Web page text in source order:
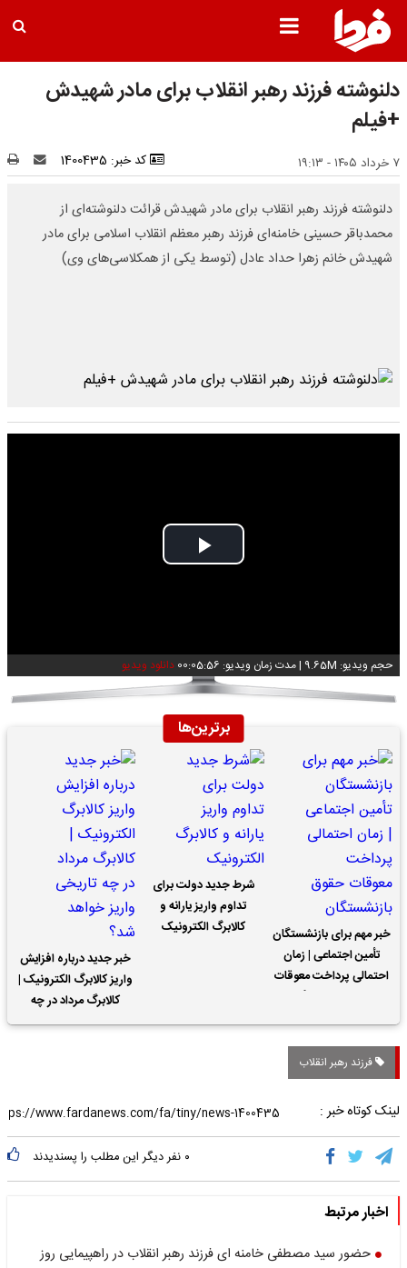
دلنوشته فرزند رهبر انقلاب برای مادر شهیدش
+فیلم
۷ خرداد ۱۴۰۵ - ۱۹:۱۳ کد خبر: 1400435
دلنوشته فرزند رهبر انقلاب برای مادر شهیدش قرائت دلنوشته‌ای از
محمدباقر حسینی خامنه‌ای فرزند رهبر معظم انقلاب اسلامی برای مادر
شهیدش خانم زهرا حداد عادل (توسط یکی از همکلاسی‌های وی)
Play
حجم ویدیو: 9.65M |مدت زمان ویدیو: 00:05:56 دانلود ویدیو
برترین‌ها
خبر مهم برای بازنشستگان
تأمین اجتماعی | زمان
احتمالی پرداخت معوقات
شرط جدید دولت برای
تداوم واریز یارانه و
کالابرگ الکترونیک
خبر جدید درباره افزایش
واریز کالابرگ الکترونیک |
کالابرگ مرداد در چه
تاریخی واریز خواهد شد؟
فرزند رهبر انقلاب
لینک کوتاه خبر :
۰ نفر دیگر این مطلب را پسندیدند
اخبار مرتبط
حضور سید مصطفی خامنه ای فرزند رهبر انقلاب در راهپیمایی روز